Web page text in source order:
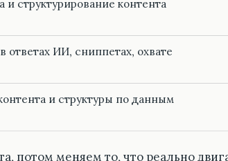
и структурирование контента
ответах ИИ, сниппетах, охвате
и структуры по данным
потом меняем то, что реально